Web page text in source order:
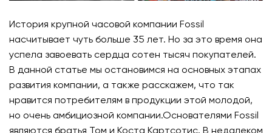
История крупной часовой компании Fossil
насчитывает чуть больше 35 лет. Но за это время она
успела завоевать сердца сотен тысяч покупателей.
В данной статье мы остановимся на основных этапах
развития компании, а также расскажем, что так
нравится потребителям в продукции этой молодой,
но очень амбициозной компании.Основателями Fossil
являются братья Том и Коста Картсотис. В недалеком